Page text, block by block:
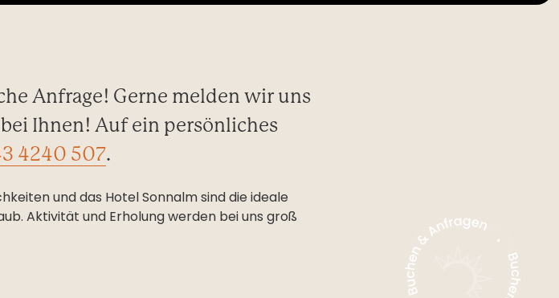
Anfrage! Gerne melden wir uns
Ihnen! Auf ein persönliches
4240 507.
und das Hotel Sonnalm sind die ideale
Aktivität und Erholung werden bei uns groß